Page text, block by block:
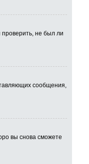
не был ли
сообщения,
вы снова сможете